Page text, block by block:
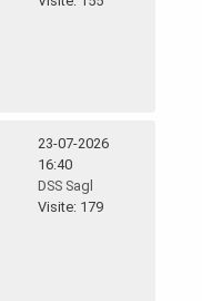
23-07-2026
16:40
DSS Sagl
Visite: 179